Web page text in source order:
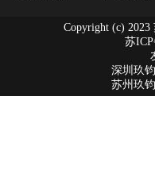
Copyright (c) 2023
苏ICP
深圳玖
苏州玖